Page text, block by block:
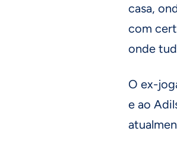
casa,
com
onde
O ex-
e ao